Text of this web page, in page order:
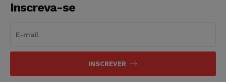
Inscreva-se
INSCREVER